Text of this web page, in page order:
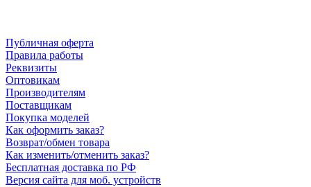
Публичная оферта
Правила работы
Реквизиты
Оптовикам
Производителям
Поставщикам
Покупка моделей
Как оформить заказ?
Возврат/обмен товара
Как изменить/отменить заказ?
Бесплатная доставка по РФ
Версия сайта для моб. устройств